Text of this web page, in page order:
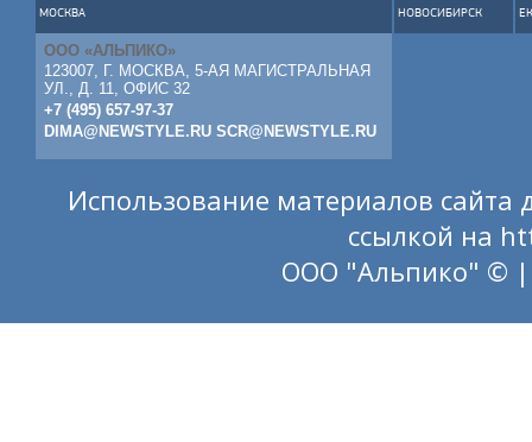
МОСКВА
ООО «АЛЬПИКО»
123007, Г. МОСКВА, 5-АЯ МАГИСТРАЛЬНАЯ
УЛ., Д. 11, ОФИС 32
+7 (495) 657-97-37
DIMA@NEWSTYLE.RU SCR@NEWSTYLE.RU
НОВОСИБИРСК
Использование материалов сайта
ссылкой на
ООО "Альпико" © |